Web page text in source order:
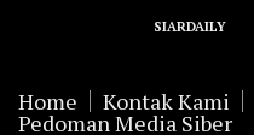
SIARDAILY
Home Kontak Kami
Pedoman Media Siber